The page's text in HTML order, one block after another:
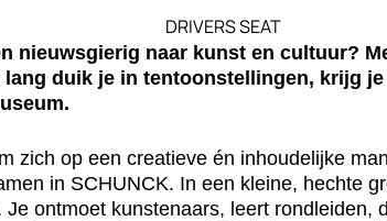
nieuwsgierig naar kunst en cultuur?
lang duik je in tentoonstellingen, krijg
zich op een creatieve én inhoudelijke
in SCHUNCK. In een kleine, hechte
ontmoet kunstenaars, leert